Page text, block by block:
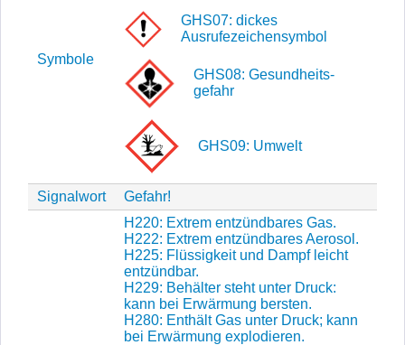
Symbole
GHS07: dickes
Ausrufezeichensymbol
GHS08: Gesund­heits­
gefahr
GHS09: Umwelt
Signalwort Gefahr!
H220: Extrem entzündbares Gas.
H222: Extrem entzündbares Aerosol.
H225: Flüssigkeit und Dampf leicht
entzündbar.
H229: Behälter steht unter Druck:
kann bei Erwärmung bersten.
H280: Enthält Gas unter Druck; kann
bei Erwärmung explodieren.